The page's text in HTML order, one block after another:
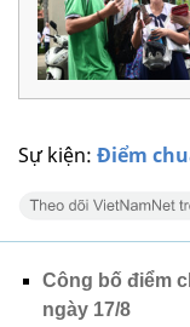
Sự kiện: Điểm
Công bố điểm
ngày 17/8